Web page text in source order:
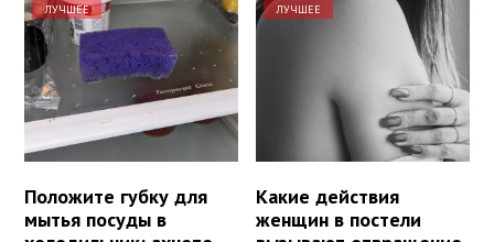
ЛУЧШЕЕ
Положите губку для
мытья посуды в
ЛУЧШЕЕ
Какие действия
женщин в постели